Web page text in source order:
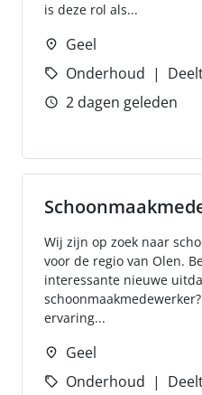
is deze rol als...
Geel
Onderhoud
2 dagen geleden
Wij zijn op zoek naar
voor de regio van Olen.
interessante nieuwe
ervaring...
Geel
Onderhoud